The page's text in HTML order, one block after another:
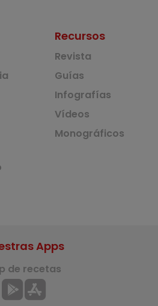
Recursos
Revista
Guías
Infografías
Vídeos
Monográficos
Apps
de recetas